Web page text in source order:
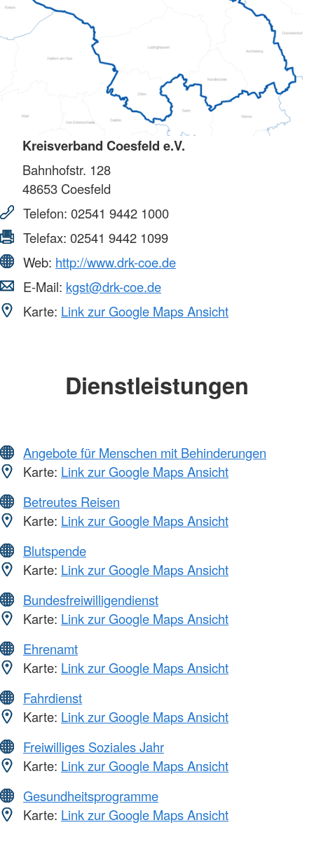
Kreisverband Coesfeld e.V.
Bahnhofstr. 128
48653 Coesfeld
Telefon: 02541 9442 1000
Telefax: 02541 9442 1099
Web: http://www.drk-coe.de
E-Mail: kgst@drk-coe.de
Karte: Link zur Google Maps Ansicht
Dienstleistungen
Angebote für Menschen mit Behinderungen
Karte: Link zur Google Maps Ansicht
Betreutes Reisen
Karte: Link zur Google Maps Ansicht
Blutspende
Karte: Link zur Google Maps Ansicht
Bundesfreiwilligendienst
Karte: Link zur Google Maps Ansicht
Ehrenamt
Karte: Link zur Google Maps Ansicht
Fahrdienst
Karte: Link zur Google Maps Ansicht
Freiwilliges Soziales Jahr
Karte: Link zur Google Maps Ansicht
Gesundheitsprogramme
Karte: Link zur Google Maps Ansicht